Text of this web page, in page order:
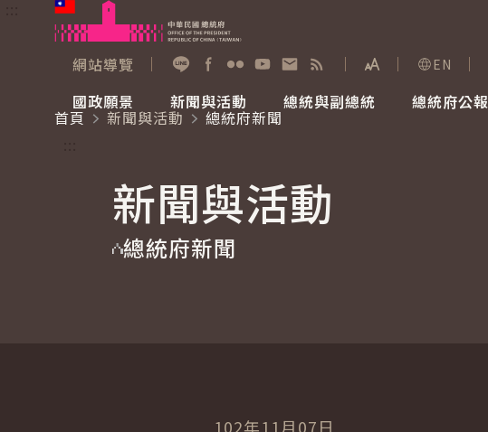
跳到主要內容
網站導覽
展開字級選單
EN
國政願景
國家氣候變遷對策委員會
重要談話
新聞與活動
總統府新聞
影音頻道
總統與副總統
賴清德總統
總統府公報
參觀資訊
首頁
新聞與活動
總統府新聞
新聞與活動
總統府新聞
102年11月07日